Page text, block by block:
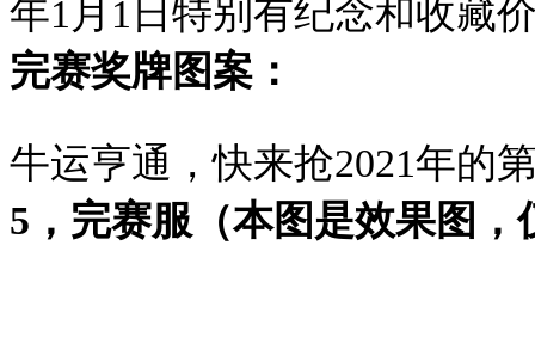
年1月1日特别有纪念和收藏
完赛奖牌图案：
牛运亨通，快来抢2021年的
5，完赛服（本图是效果图，